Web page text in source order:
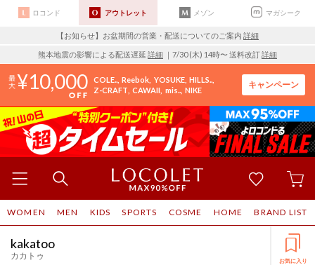
ロコンド アウトレット メゾン マガシーク
【お知らせ】お盆期間の営業・配送についてのご案内 詳細
熊本地震の影響による配送遅延 詳細 ｜7/30 (木) 14時〜 送料改訂詳細
10,000 COLE.. Reebok YOSUKE HILLS..
Z-CRAFT CAWAII mis.. NIKE
キャンペーン
WOMEN MEN KIDS SPORTS COSME HOME BRAND LIST
kakatoo
カカトゥ お気に入り